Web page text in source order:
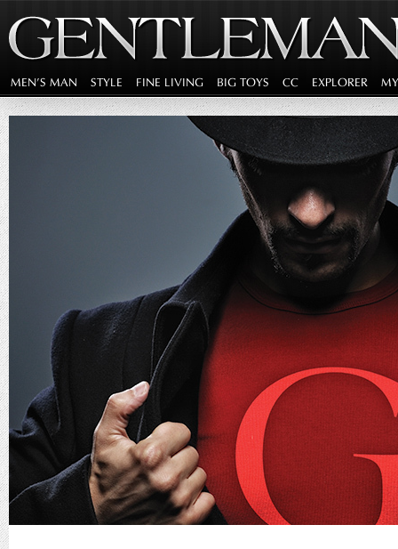
MEN'S MAN STYLE FINE LIVING BIG TOYS CC EXPLORER